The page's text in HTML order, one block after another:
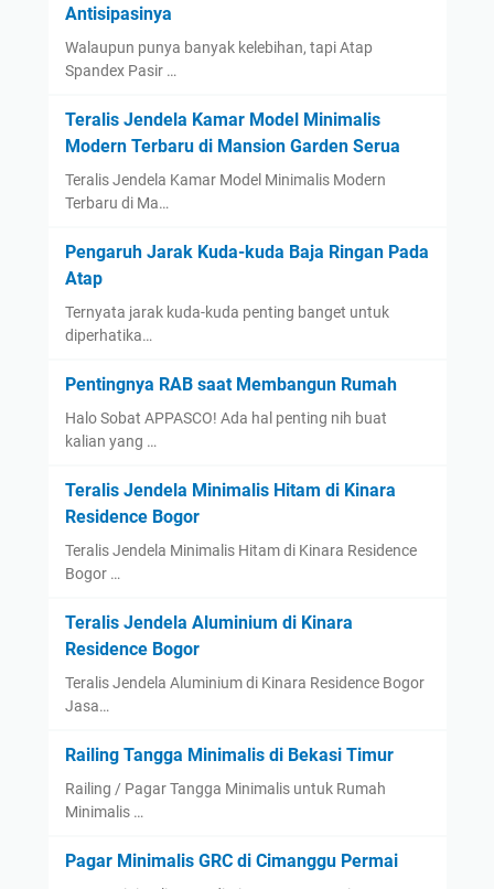
Antisipasinya
Walaupun punya banyak kelebihan, tapi Atap
Spandex Pasir …
Teralis Jendela Kamar Model Minimalis
Modern Terbaru di Mansion Garden Serua
Teralis Jendela Kamar Model Minimalis Modern
Terbaru di Ma…
Pengaruh Jarak Kuda-kuda Baja Ringan Pada
Atap
Ternyata jarak kuda-kuda penting banget untuk
diperhatika…
Pentingnya RAB saat Membangun Rumah
Halo Sobat APPASCO! Ada hal penting nih buat
kalian yang …
Teralis Jendela Minimalis Hitam di Kinara
Residence Bogor
Teralis Jendela Minimalis Hitam di Kinara Residence
Bogor …
Teralis Jendela Aluminium di Kinara
Residence Bogor
Teralis Jendela Aluminium di Kinara Residence Bogor
Jasa…
Railing Tangga Minimalis di Bekasi Timur
Railing / Pagar Tangga Minimalis untuk Rumah
Minimalis …
Pagar Minimalis GRC di Cimanggu Permai